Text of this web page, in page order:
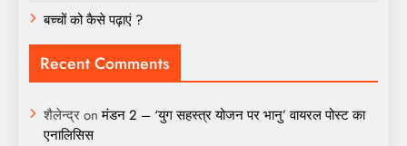
बच्चों को कैसे पढ़ाएं ?
Recent Comments
शैलेन्द्रonमंडन 2 – ‘युग सहस्त्र योजन पर भानु’ वायरल पोस्ट का
एनालिसिस